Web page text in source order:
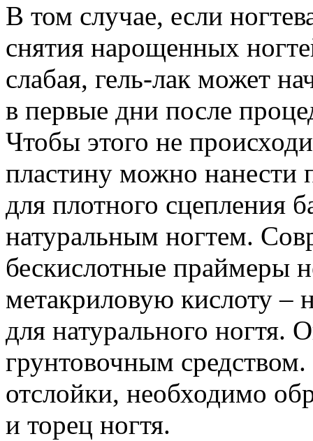
В том случае, если
снятия нарощенных
слабая, гель-лак может
в первые дни после
Чтобы этого не
пластину можно
для плотного сцепления
натуральным ногтем.
бескислотные праймеры
метакриловую кислоту –
для натурального ногтя.
грунтовочным
отслойки, необходимо
и торец ногтя.